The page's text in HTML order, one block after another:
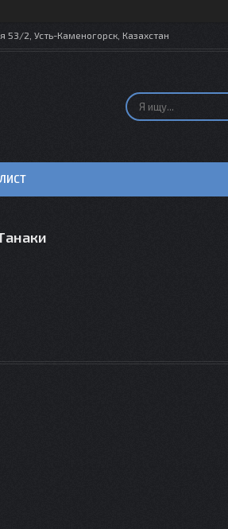
53/2, Усть-Каменогорск, Казахстан